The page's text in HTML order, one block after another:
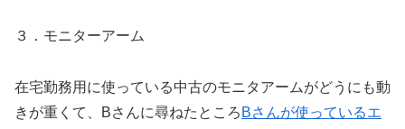
３．モニターアーム
在宅勤務用に使っている中古のモニタアームがどうにも動
きが重くて、Bさんに尋ねたところ Bさんが使っているエ